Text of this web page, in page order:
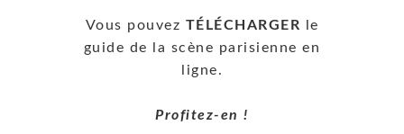
Vous pouvez TÉLÉCHARGER le
guide de la scène parisienne en
ligne.
Profitez-en !